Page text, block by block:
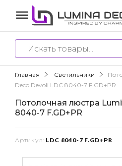
Главная Светильники
Deco Devoli LDC 8040-7 F.GD+PR
Потолочная люстра
8040-7 F.GD+PR
Артикул: LDC 8040-7 F.GD+PR